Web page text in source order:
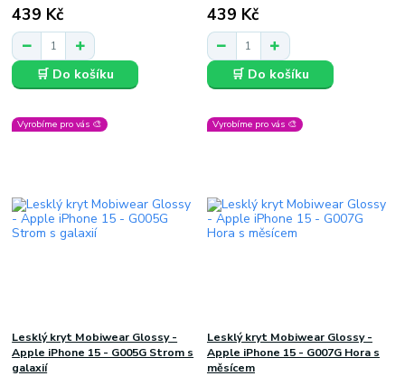
439 Kč
🛒 Do košíku
439 Kč
🛒 Do košíku
Vyrobíme pro vás 🎨
Lesklý kryt Mobiwear Glossy -
Apple iPhone 15 - G005G Strom s
galaxií
Vyrobíme pro vás 🎨
Lesklý kryt Mobiwear Glossy -
Apple iPhone 15 - G007G Hora s
měsícem